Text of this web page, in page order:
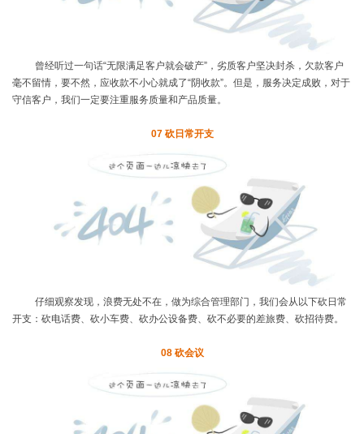
曾经听过一句话“无限满足客户就会破产”，劣质客户坚决封杀，欠款客户
毫不留情，要不然，应收款不小心就成了“阴收款”。但是，服务决定成败，对于
守信客户，我们一定要注重服务质量和产品质量。
07 砍日常开支
仔细观察发现，浪费无处不在，做为综合管理部门，我们会从以下砍日常
开支：砍电话费、砍小车费、砍办公设备费、砍不必要的差旅费、砍招待费。
08 砍会议